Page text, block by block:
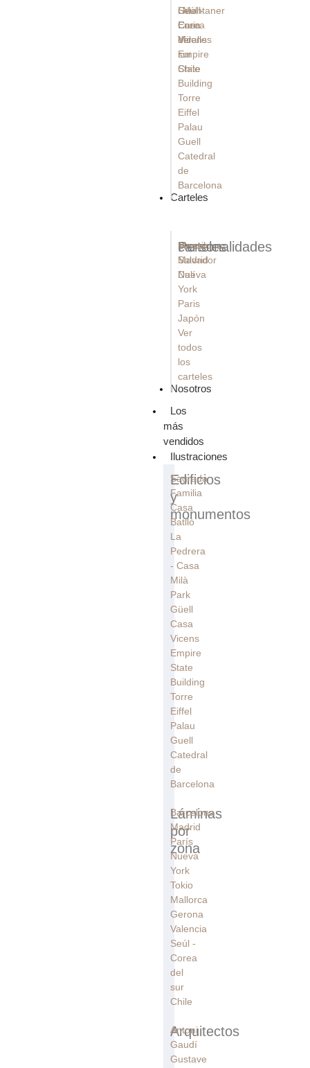
Güell
Casa
Vicens
Empire
State
Building
Torre
Eiffel
Palau
Guell
Catedral
de
Barcelona
Seúl -
Corea
del
sur
Chile
i Montaner
Enric
Miralles
Carteles
carteles
Barcelona
Madrid
Nueva
York
Paris
Japón
Ver
todos
los
carteles
Personalidades
Messi
Salvador
Dalí
Nosotros
Los
más
vendidos
Ilustraciones
Edificios
y
monumentos
Sagrada
Familia
Casa
Batllò
La
Pedrera
- Casa
Milà
Park
Güell
Casa
Vicens
Empire
State
Building
Torre
Eiffel
Palau
Guell
Catedral
de
Barcelona
Láminas
por
zona
Barcelona
Madrid
París
Nueva
York
Tokio
Mallorca
Gerona
Valencia
Seúl -
Corea
del
sur
Chile
Arquitectos
Antoni
Gaudí
Gustave